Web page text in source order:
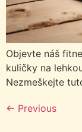
Objevte náš
kuličky na
Nezmeškejte
← Previous